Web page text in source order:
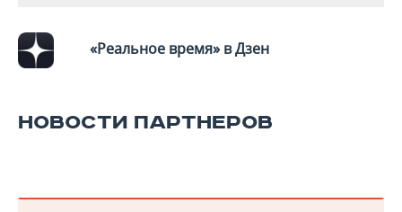
«Реальное время» в Дзен
НОВОСТИ ПАРТНЕРОВ